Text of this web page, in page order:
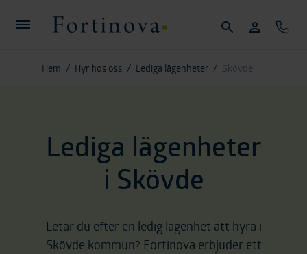
Sök Mina sidor
Hem / Hyr hos oss / Lediga lägenheter / Skövde
Lediga lägenheter
i Skövde
Letar du efter en ledig lägenhet att hyra i
Skövde kommun? Fortinova erbjuder ett